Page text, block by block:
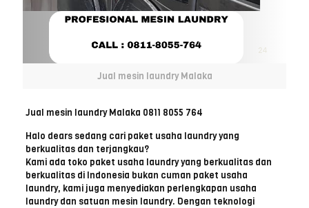
Jual mesin laundry Malaka
Jual mesin laundry Malaka 0811 8055 764
Halo dears sedang cari paket usaha laundry yang
berkualitas dan terjangkau?
Kami ada toko paket usaha laundry yang berkualitas dan
berkualitas di Indonesia bukan cuman paket usaha
laundry, kami juga menyediakan perlengkapan usaha
laundry dan satuan mesin laundry. Dengan teknologi